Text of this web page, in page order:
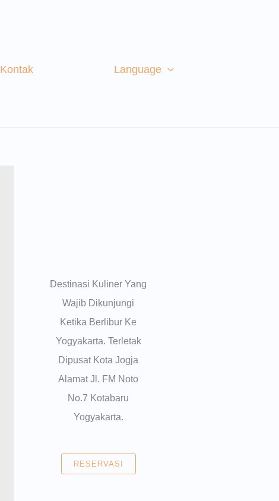
Kontak Language
Destinasi Kuliner Yang
Wajib Dikunjungi
Ketika Berlibur Ke
Yogyakarta. Terletak
Dipusat Kota Jogja
Alamat Jl. FM Noto
No.7 Kotabaru
Yogyakarta.
RESERVASI